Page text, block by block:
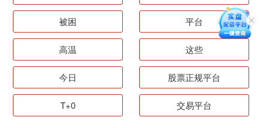
被困 平台
高温 这些
今日 股票正规平台
T+0 交易平台